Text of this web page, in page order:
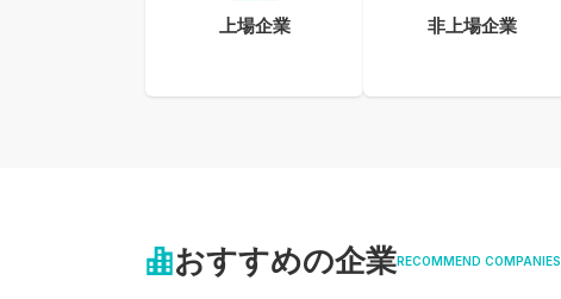
上場企業 非上場企業
おすすめの企業RECOMMEND COMPANIES